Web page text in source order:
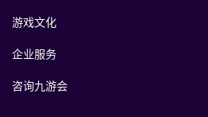
游戏文化
企业服务
咨询九游会